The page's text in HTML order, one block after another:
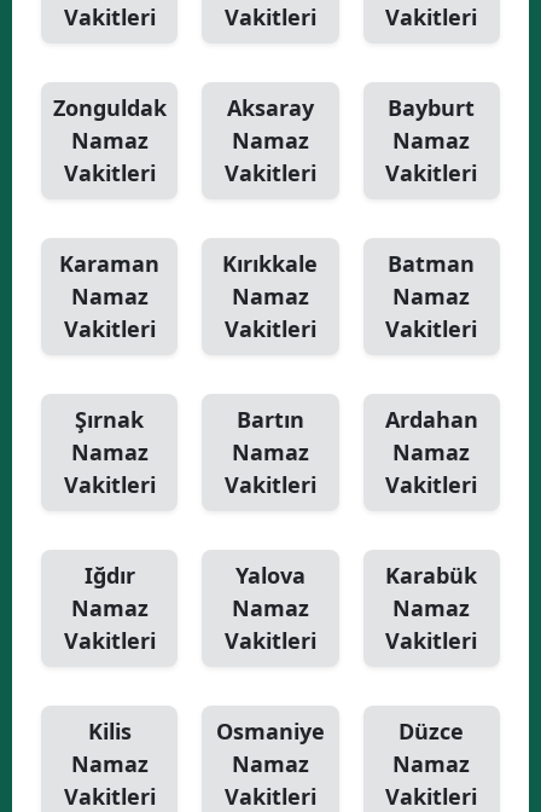
Vakitleri
Vakitleri
Vakitleri
Zonguldak
Namaz
Vakitleri
Aksaray
Namaz
Vakitleri
Bayburt
Namaz
Vakitleri
Karaman
Namaz
Vakitleri
Kırıkkale
Namaz
Vakitleri
Batman
Namaz
Vakitleri
Şırnak
Namaz
Vakitleri
Bartın
Namaz
Vakitleri
Ardahan
Namaz
Vakitleri
Iğdır
Namaz
Vakitleri
Yalova
Namaz
Vakitleri
Karabük
Namaz
Vakitleri
Kilis
Namaz
Vakitleri
Osmaniye
Namaz
Vakitleri
Düzce
Namaz
Vakitleri